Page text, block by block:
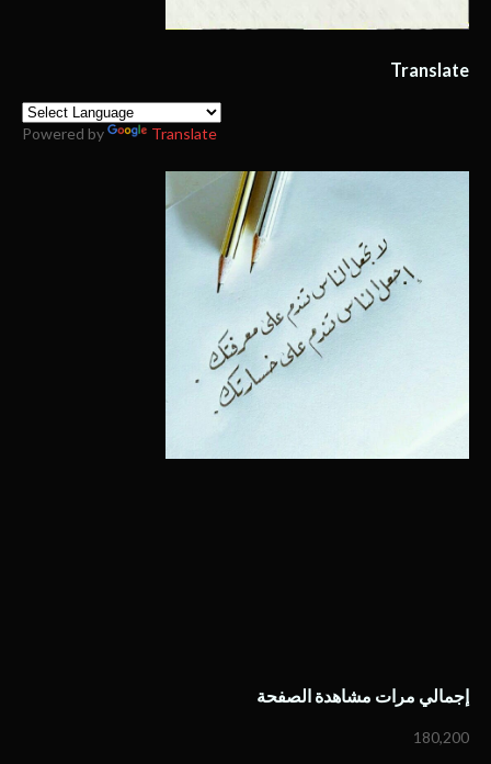
Translate
Powered by Translate
إجمالي مرات مشاهدة الصفحة
180,200